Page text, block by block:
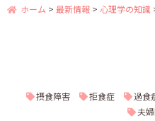
ホーム > 最新情報 > 心理学の知識
摂食障害
拒食症 過食
夫